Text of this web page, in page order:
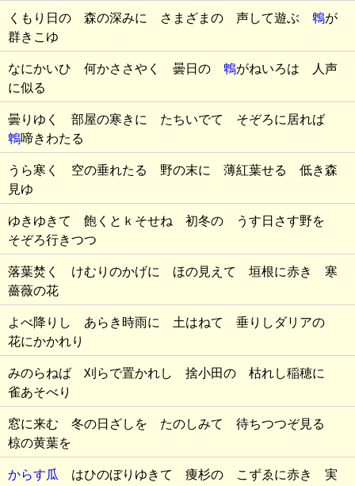
くもり日の 森の深みに さまざまの 声して遊ぶ 鵯が
群きこゆ
なにかいひ 何かささやく 曇日の 鵯がねいろは 人声
に似る
曇りゆく 部屋の寒きに たちいでて そぞろに居れば
鵯啼きわたる
うら寒く 空の垂れたる 野の末に 薄紅葉せる 低き森
見ゆ
ゆきゆきて 飽くとｋそせね 初冬の うす日さす野を
そぞろ行きつつ
落葉焚く けむりのかげに ほの見えて 垣根に赤き 寒
薔薇の花
よべ降りし あらき時雨に 土はねて 垂りしダリアの
花にかかれり
みのらねば 刈らで置かれし 捨小田の 枯れし稲穂に
雀あそべり
窓に来む 冬の日ざしを たのしみて 待ちつつぞ見る
椋の黄葉を
からす瓜
はひのぼりゆきて 痩杉の こずゑに赤き 実